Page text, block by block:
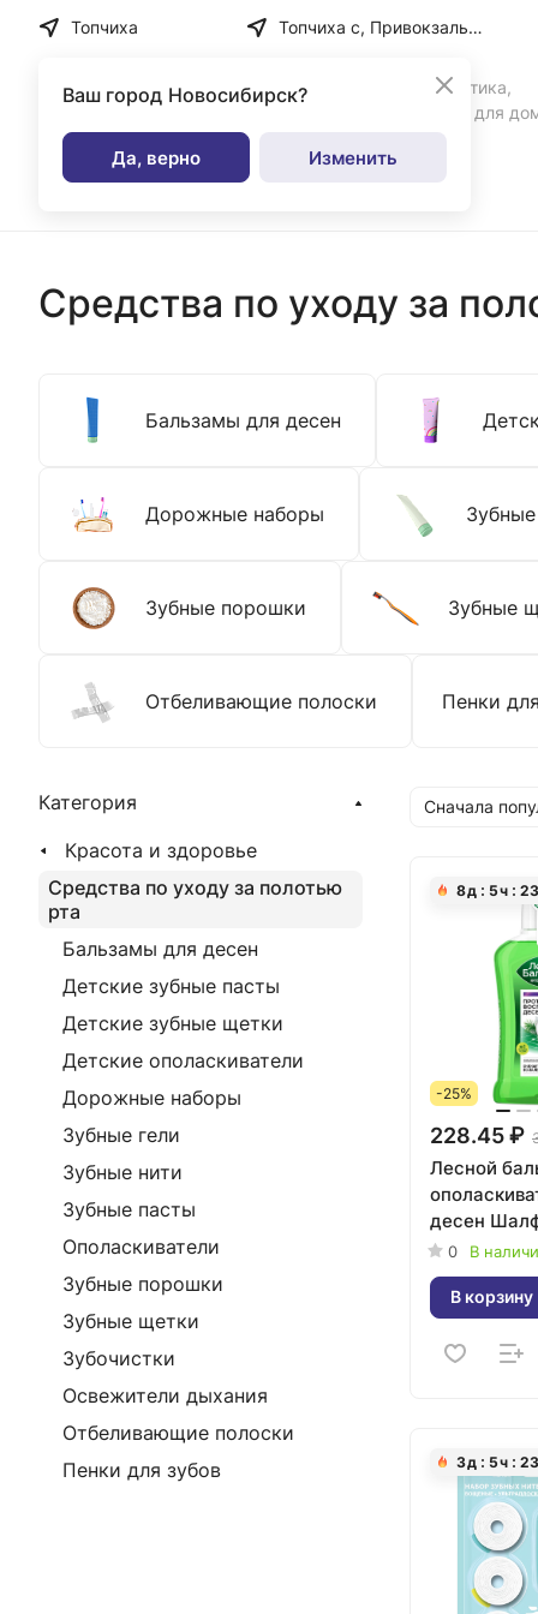
Топчиха
Ваш город Новосибирск?
Да, верно Изменить
Топчиха с, Привокзальная ул, дом № 35
Бытовая химия, косметика,
парфюмерия и товары для
Каталог
Средства по уходу за
Бальзамы для десен
Дорожные наборы Зубные
Зубные порошки Зубные
Отбеливающие полоски Пенки
Сначала
8д 5ч 23
-25%
228.45 ₽
Лесной
десен
Кедровые
0 В
В корзину
3д 5ч 23
Категория
Красота и здоровье
Средства по уходу за полотью
рта
Бальзамы для десен
Детские зубные пасты
Детские зубные щетки
Детские ополаскиватели
Дорожные наборы
Зубные гели
Зубные нити
Зубные пасты
Ополаскиватели
Зубные порошки
Зубные щетки
Зубочистки
Освежители дыхания
Отбеливающие полоски
Пенки для зубов